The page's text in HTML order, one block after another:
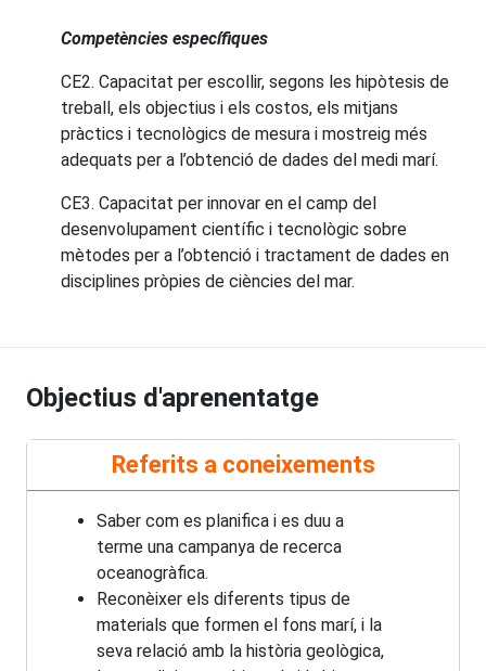
Competències específiques
CE2. Capacitat per escollir, segons les hipòtesis de
treball, els objectius i els costos, els mitjans
pràctics i tecnològics de mesura i mostreig més
adequats per a l’obtenció de dades del medi marí.
CE3. Capacitat per innovar en el camp del
desenvolupament científic i tecnològic sobre
mètodes per a l’obtenció i tractament de dades en
disciplines pròpies de ciències del mar.
Objectius d'aprenentatge
Referits a coneixements
Saber com es planifica i es duu a
terme una campanya de recerca
oceanogràfica.
Reconèixer els diferents tipus de
materials que formen el fons marí, i la
seva relació amb la història geològica,